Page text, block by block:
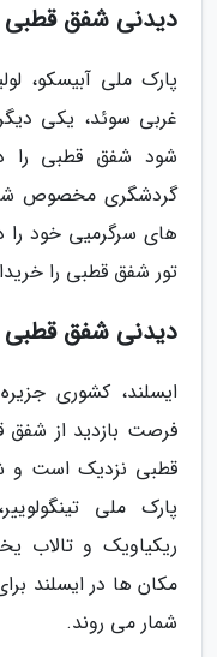
دیدنی شفق قطبی
پارک ملی آبیسکو،
غربی سوئد، یکی
شود شفق قطبی را
گردشگری مخصوص
های سرگرمیی خود را
تور شفق قطبی را
دیدنی شفق قطبی
ایسلند، کشوری
فرصت بازدید از شفق
قطبی نزدیک است و
پارک ملی
ریکیاویک و تالاب
مکان ها در ایسلند
شمار می روند.